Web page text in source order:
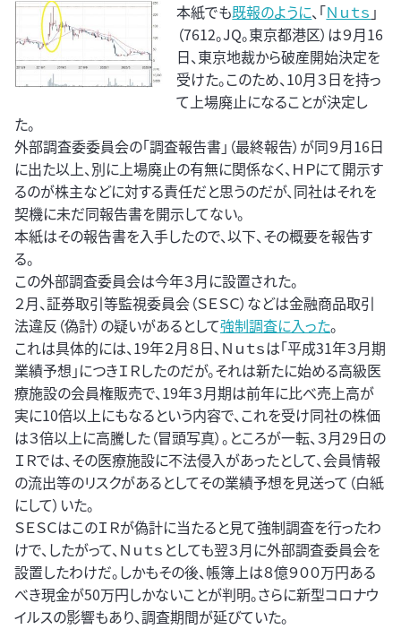
本紙でも既報のように、「Ｎｕｔｓ 」
（7612。JQ。東京都港区）は９月16
日、東京地裁から破産開始決定を
受けた。このため、10月３日を持っ
て上場廃止になることが決定し
た。
外部調査委委員会の「調査報告書」（最終報告）が同９月16日
に出た以上、別に上場廃止の有無に関係なく、ＨＰにて開示す
るのが株主などに対する責任だと思うのだが、同社はそれを
契機に未だ同報告書を開示してない。
本紙はその報告書を入手したので、以下、その概要を報告す
る。
この外部調査委員会は今年３月に設置された。
２月、証券取引等監視委員会（ＳＥＳＣ）などは金融商品取引
法違反（偽計）の疑いがあるとして強制調査に入った。
これは具体的には、19年２月８日、Ｎｕｔｓは「平成31年３月期
業績予想」につきＩＲしたのだが。それは新たに始める高級医
療施設の会員権販売で、19年３月期は前年に比べ売上高が
実に10倍以上にもなるという内容で、これを受け同社の株価
は３倍以上に高騰した（冒頭写真）。ところが一転、３月29日の
ＩＲでは、その医療施設に不法侵入があったとして、会員情報
の流出等のリスクがあるとしてその業績予想を見送って（白紙
にして）いた。
ＳＥＳＣはこのＩＲが偽計に当たると見て強制調査を行ったわ
けで、したがって、Ｎｕｔｓとしても翌３月に外部調査委員会を
設置したわけだ。しかもその後、帳簿上は８億９００万円ある
べき現金が50万円しかないことが判明。さらに新型コロナウ
イルスの影響もあり、調査期間が延びていた。